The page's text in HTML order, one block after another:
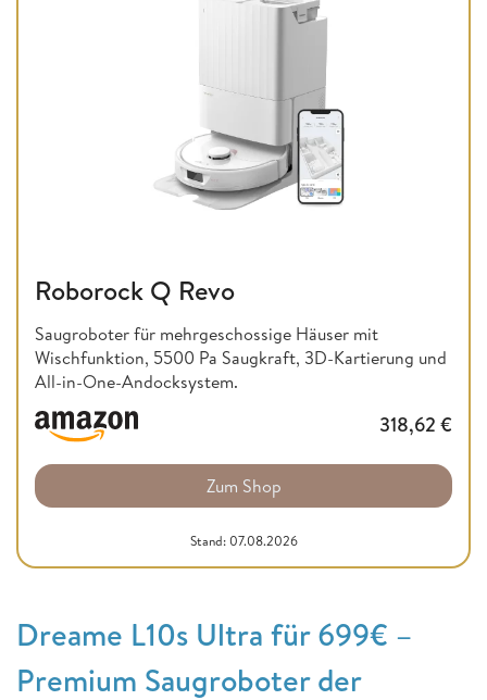
Roborock Q Revo
Saugroboter für mehrgeschossige Häuser mit
Wischfunktion, 5500 Pa Saugkraft, 3D-Kartierung und
All-in-One-Andocksystem.
318,62 €
Zum Shop
Stand: 07.08.2026
Dreame L10s Ultra für 699€ –
Premium Saugroboter der